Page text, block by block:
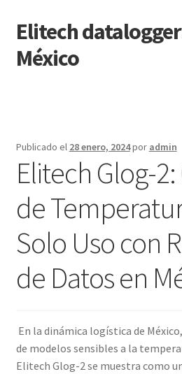
Saltar
a
navegación
Ir
al
contenido
Elitech
México
Finalizar compra
Mi cuenta
Página de ejemplo
Tienda
Publicado el 28 enero, 2024por admin
Elitech Glog-
de
Solo Uso con
de Datos en
En la dinámica logística de
de modelos sensibles a la
Elitech Glog-2 se muestra como